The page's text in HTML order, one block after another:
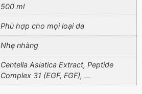
500 ml
Phù hợp cho mọi loại da
Nhẹ nhàng
Centella Asiatica Extract, Peptide
Complex 31 (EGF, FGF), …